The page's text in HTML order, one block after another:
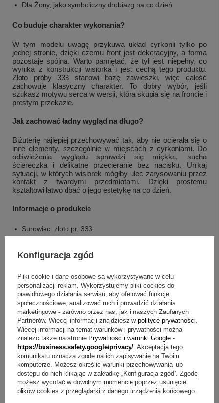
Dla Żony, jako symboliczny drobiazg na co dzień
Co buduje charakter wykonania?
W tym modelu uwagę przykuwa układ cyrkonii tylko po
jednej stronie, dzięki czemu front jest dekoracyjny, a forma
pozostaje spójna. Warto pamiętać, że tył jest niepełny, co
wynika z konstrukcji wisiorka i jest cechą tego produktu.
Złoto próby 333 stanowi bazę zawieszki, więc całość
zachowuje klasyczny charakter. To dobry wybór, jeśli
szukasz motywu serca w wersji, która skupia się na froncie i
prostym przekazie.
Jak zachować ładny wygląd na długo?
Biżuterię najlepiej przechowywać tak, aby nie ocierała się o
inne elementy, szczególnie w miejscach z cyrkoniami. Do
odświeżenia wyglądu sprawdzi się miękka, sucha
ściereczka i delikatne przecieranie bez nacisku. Unikaj
sytuacji, w których wisiorek mógłby ulec zarysowaniu przez
kontakt z twardymi przedmiotami. Dzięki prostemu
kształtowi łatwo dbać o jego estetykę na co dzień.
Informacje o produkcie
Surowiec: złoto pr. 333
Masa: ok. 94 g
Cyrkonie: są tylko z jednej strony
Tył: jest niepełny
Co otrzymujesz w komplecie?
Wisiorek (bez łańcuszka)
FAQ o zawieszce serce z cyrkoniami
Pytanie:Jak wygląda zdobienie cyrkoniami?Odpowiedź:
Cyrkonie są ułożone tylko z jednej strony zawieszki.
Pytanie: Jak nosić ten wisiorek na co dzień?Odpowiedź:
To zawieszka w kształcie zarysu serca, którą możesz
dopasować do własnego sposobu noszenia, bo w zestawie
Konfiguracja zgód
Pliki cookie i dane osobowe są wykorzystywane w celu
personalizacji reklam. Wykorzystujemy pliki cookies do
prawidłowego działania serwisu, aby oferować funkcje
społecznościowe, analizować ruch i prowadzić działania
marketingowe - zarówno przez nas, jak i naszych Zaufanych
Partnerów. Więcej informacji znajdziesz w polityce prywatności
Więcej informacji na temat warunków i prywatności można
znaleźć także na stronie Prywatność i warunki Google -
https://business.safety.google/privacy/ . Akceptacja tego
komunikatu oznacza zgodę na ich zapisywanie na Twoim
komputerze. Możesz określić warunki przechowywania lub
dostępu do nich klikając w zakładkę „Konfiguracja zgód”. Zgodę
możesz wycofać w dowolnym momencie poprzez usunięcie
plików cookies z przeglądarki z danego urządzenia końcowego.